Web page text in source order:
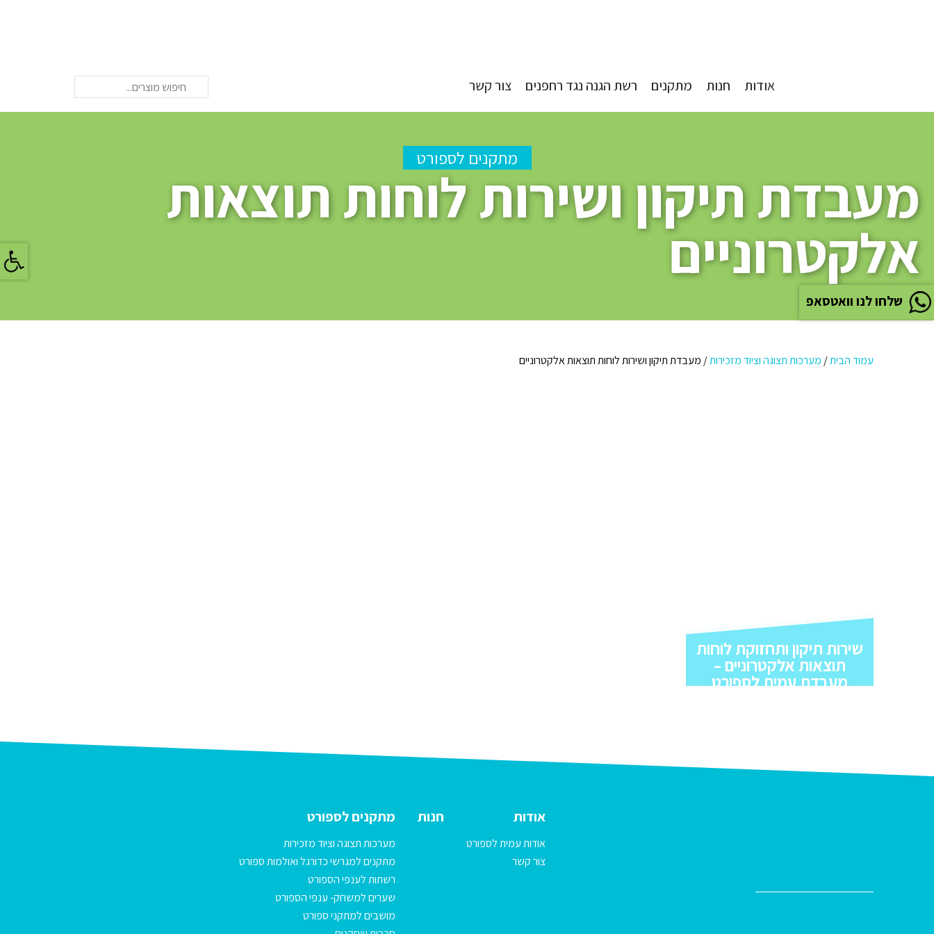
אודות חנות מתקנים רשת הגנה נגד רחפנים צור קשר חיפוש
שלחו לנו וואטסאפ
מתקנים לספורט
מעבדת תיקון ושירות לוחות תוצאות
אלקטרוניים
עמוד הבית/ מערכות תצוגה וציוד מזכירות/ מעבדת תיקון ושירות לוחות תוצאות אלקטרוניים
שירות תיקון ותחזוקת לוחות
תוצאות אלקטרוניים –
מעבדת עמית לספורט
אודות
אודות עמית לספורט
צור קשר
חנות מתקנים לספורט
מערכות תצוגה וציוד מזכירות
מתקנים למגרשי כדורגל ואולמות ספורט
רשתות לענפי הספורט
שערים למשחק- ענפי הספורט
מושבים למתקני ספורט